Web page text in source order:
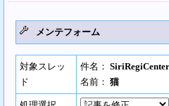
メンテフォーム
対象スレッ
ド
件名：
名前： 猫